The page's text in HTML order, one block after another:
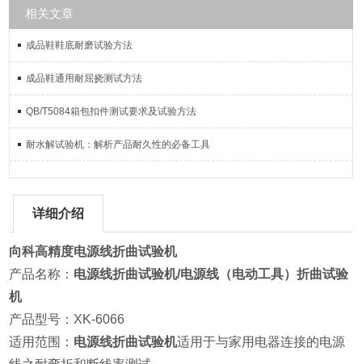
相关文章
成品鞋鞋底耐磨试验方法
成品鞋通用耐屈挠测试方法
QB/T5084箱包扣件测试要求及试验方法
耐水解试验机：解析产品耐久性的必备工具
详细介绍
向科高精度电源线折曲试验机
产品名称： 电源线折曲试验机/电源线（电动工具）折曲试验
机
产品型号：XK-6066
适用范围： 电源线折曲试验机适用于与家用电器连接的电源